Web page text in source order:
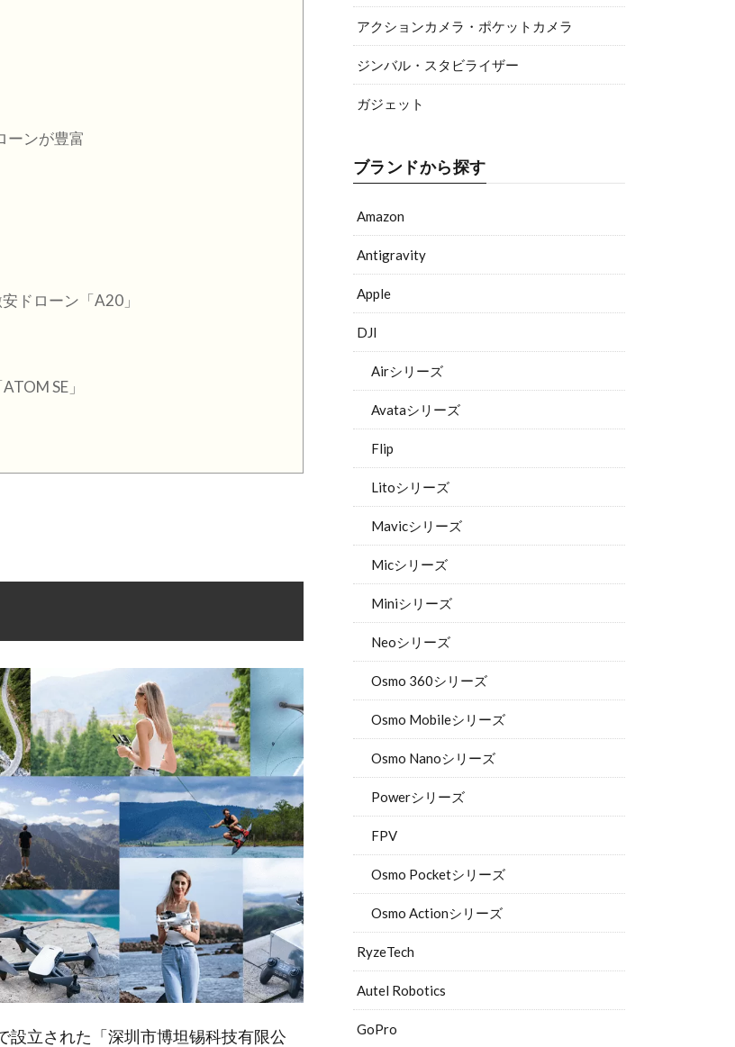
ーンが豊富
ドローン「A20」
SE」
設立された「深圳市博坦锡科技有限公
アクションカメラ・ポケットカメラ
ジンバル・スタビライザー
ガジェット
ブランドから探す
Amazon
Antigravity
Apple
DJI
Airシリーズ
Avataシリーズ
Flip
Litoシリーズ
Mavicシリーズ
Micシリーズ
Miniシリーズ
Neoシリーズ
Osmo 360シリーズ
Osmo Mobileシリーズ
Osmo Nanoシリーズ
Powerシリーズ
FPV
Osmo Pocketシリーズ
Osmo Actionシリーズ
RyzeTech
Autel Robotics
GoPro